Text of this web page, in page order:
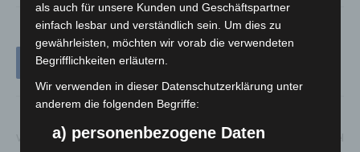
Vorheriger Artikel
als auch für unsere Kunden und Geschäftspartner
einfach lesbar und verständlich sein. Um dies zu
gewährleisten, möchten wir vorab die verwendeten
Begrifflichkeiten erläutern.
Wir verwenden in dieser Datenschutzerklärung unter
anderem die folgenden Begriffe:
a) personenbezogene Daten